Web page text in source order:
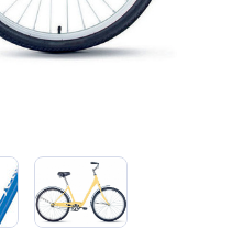
Оплачивайте
25% картой любого